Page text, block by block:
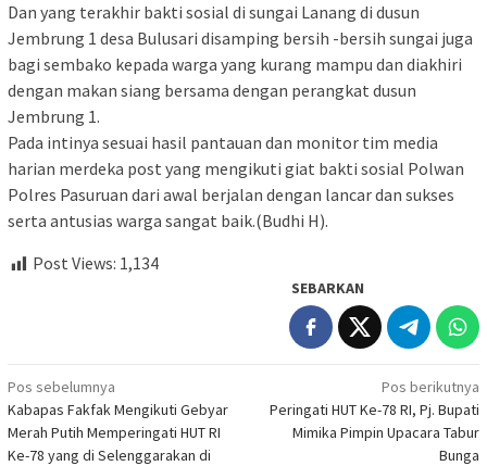
Dan yang terakhir bakti sosial di sungai Lanang di dusun
Jembrung 1 desa Bulusari disamping bersih -bersih sungai juga
bagi sembako kepada warga yang kurang mampu dan diakhiri
dengan makan siang bersama dengan perangkat dusun
Jembrung 1.
Pada intinya sesuai hasil pantauan dan monitor tim media
harian merdeka post yang mengikuti giat bakti sosial Polwan
Polres Pasuruan dari awal berjalan dengan lancar dan sukses
serta antusias warga sangat baik.(Budhi H).
Post Views: 1,134
SEBARKAN
Navigasi
pos
Pos sebelumnya
Kabapas Fakfak Mengikuti Gebyar
Merah Putih Memperingati HUT RI
Ke-78 yang di Selenggarakan di
Pos berikutnya
Peringati HUT Ke-78 RI, Pj. Bupati
Mimika Pimpin Upacara Tabur
Bunga